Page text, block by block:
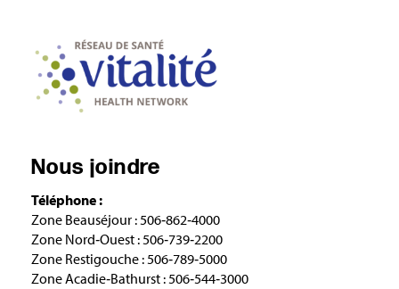
Nous joindre
Téléphone :
Zone Beauséjour : 506‑862‑4000
Zone Nord‑Ouest : 506‑739‑2200
Zone Restigouche : 506‑789‑5000
Zone Acadie‑Bathurst : 506‑544‑3000